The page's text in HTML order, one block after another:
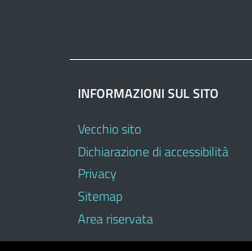
INFORMAZIONI SUL SITO
Vecchio sito
Dichiarazione di accessibilità
Privacy
Sitemap
Area riservata